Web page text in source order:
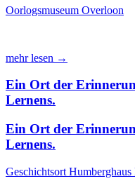
Oorlogsmuseum Overloon
mehr lesen →
Ein Ort der
Lernens.
Ein Ort der
Lernens.
Geschichtsort Humberghaus